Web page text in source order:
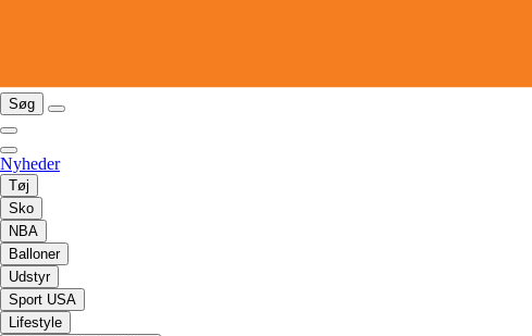
Søg
Nyheder
Tøj
Sko
NBA
Balloner
Udstyr
Sport USA
Lifestyle